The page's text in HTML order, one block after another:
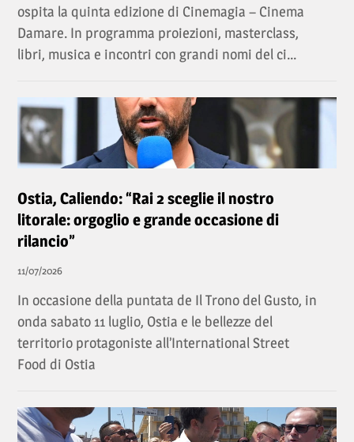
ospita la quinta edizione di Cinemagia – Cinema
Damare. In programma proiezioni, masterclass,
libri, musica e incontri con grandi nomi del ci...
Ostia, Caliendo: “Rai 2 sceglie il nostro
litorale: orgoglio e grande occasione di
rilancio”
11/07/2026
In occasione della puntata de Il Trono del Gusto, in
onda sabato 11 luglio, Ostia e le bellezze del
territorio protagoniste all’International Street
Food di Ostia